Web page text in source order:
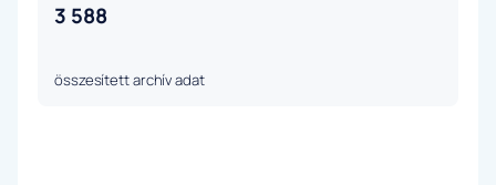
3 588
összesített archív adat